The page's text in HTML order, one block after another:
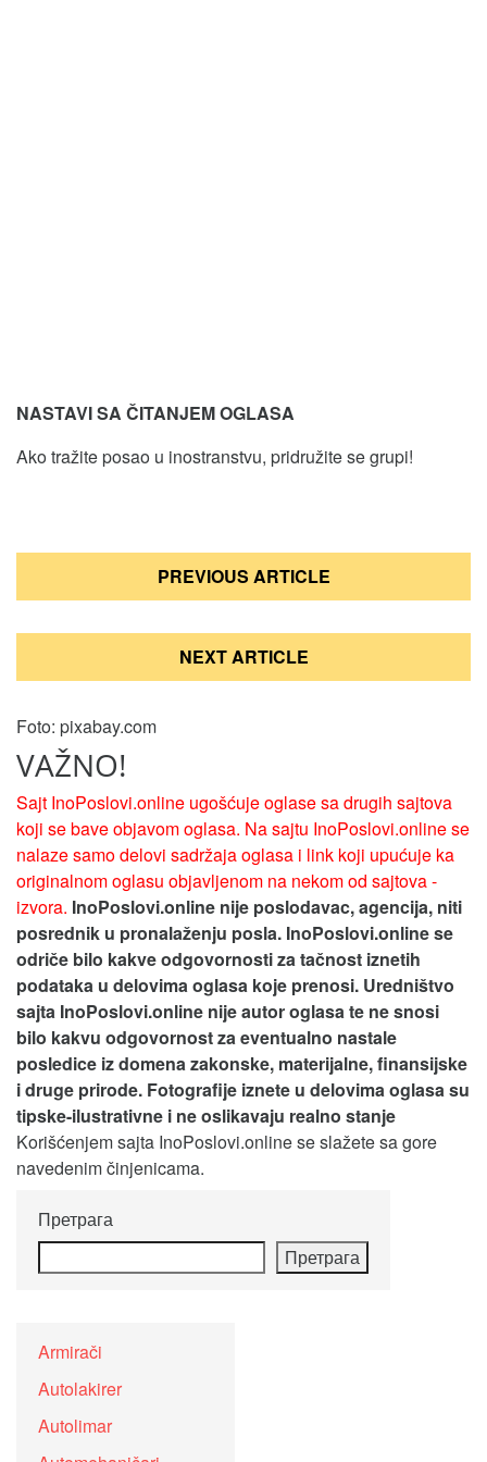
NASTAVI SA ČITANJEM OGLASA
Ako tražite posao u inostranstvu, pridružite se grupi!
Кретање
PREVIOUS ARTICLE
NEXT ARTICLE
Foto: pixabay.com
VAŽNO!
Sajt InoPoslovi.online ugošćuje oglase sa drugih sajtova
koji se bave objavom oglasa. Na sajtu InoPoslovi.online se
nalaze samo delovi sadržaja oglasa i link koji upućuje ka
originalnom oglasu objavljenom na nekom od sajtova -
izvora. InoPoslovi.online nije poslodavac, agencija, niti
posrednik u pronalaženju posla. InoPoslovi.online se
odriče bilo kakve odgovornosti za tačnost iznetih
podataka u delovima oglasa koje prenosi. Uredništvo
sajta InoPoslovi.online nije autor oglasa te ne snosi
bilo kakvu odgovornost za eventualno nastale
posledice iz domena zakonske, materijalne, finansijske
i druge prirode. Fotografije iznete u delovima oglasa su
tipske-ilustrativne i ne oslikavaju realno stanje
Korišćenjem sajta InoPoslovi.online se slažete sa gore
navedenim činjenicama.
Претрага
Претрага
Armirači
Autolakirer
Autolimar